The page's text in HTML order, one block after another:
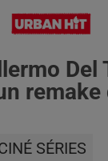
Del
remake
SÉRIES